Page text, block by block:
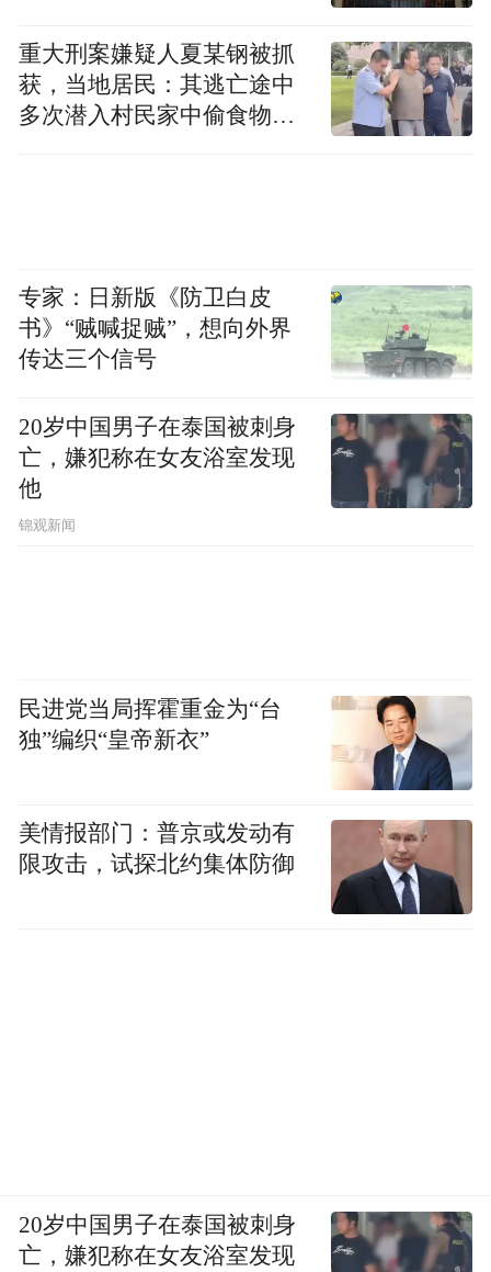
重大刑案嫌疑人夏某钢被抓
获，当地居民：其逃亡途中
多次潜入村民家中偷食物被
专家：日新版《防卫白皮
书》“贼喊捉贼”，想向外界
传达三个信号
20岁中国男子在泰国被刺身
亡，嫌犯称在女友浴室发现
他
锦观新闻
民进党当局挥霍重金为“台
独”编织“皇帝新衣”
美情报部门：普京或发动有
限攻击，试探北约集体防御
20岁中国男子在泰国被刺身
亡，嫌犯称在女友浴室发现